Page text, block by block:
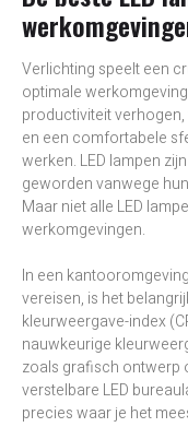
Verlichting speelt een
optimale
productiviteit
en een comfortabele
werken. LED lampen
geworden vanwege
Maar niet alle LED
werkomgevingen.
In een
vereisen, is het
kleurweergave-index
nauwkeurige
zoals grafisch ontwerp
verstelbare LED
precies waar je het